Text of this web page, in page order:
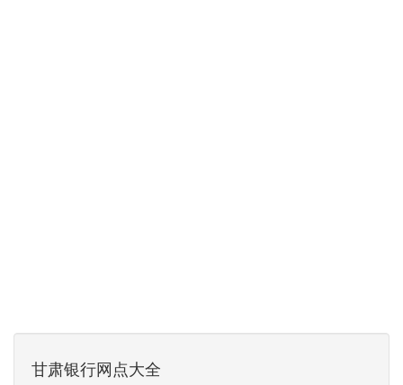
甘肃银行网点大全